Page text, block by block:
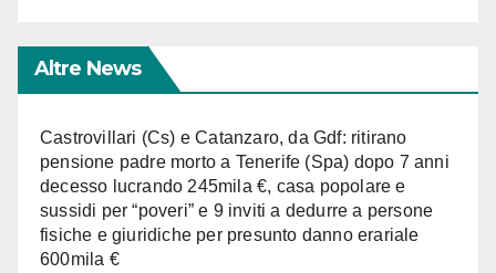
Altre News
Castrovillari (Cs) e Catanzaro, da Gdf: ritirano
pensione padre morto a Tenerife (Spa) dopo 7 anni
decesso lucrando 245mila €, casa popolare e
sussidi per “poveri” e 9 inviti a dedurre a persone
fisiche e giuridiche per presunto danno erariale
600mila €